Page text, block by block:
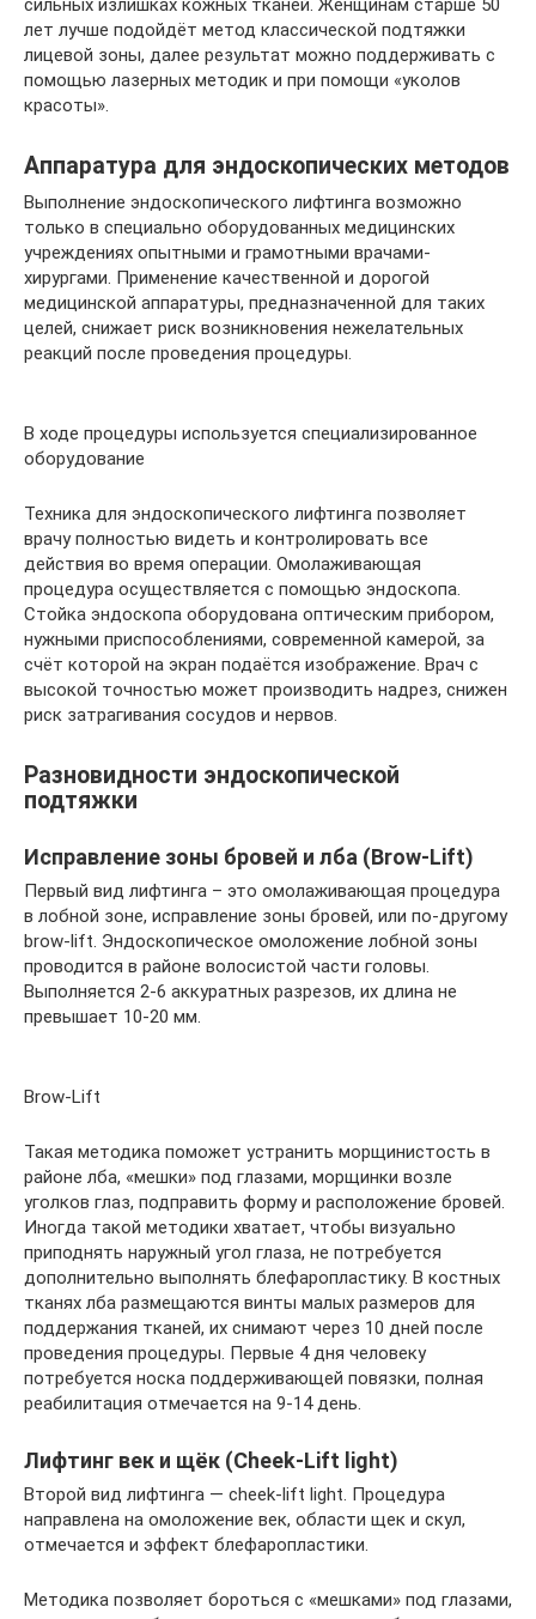
сильных излишках кожных тканей. Женщинам старше 50
лет лучше подойдёт метод классической подтяжки
лицевой зоны, далее результат можно поддерживать с
помощью лазерных методик и при помощи «уколов
красоты».
Аппаратура для эндоскопических методов
Выполнение эндоскопического лифтинга возможно
только в специально оборудованных медицинских
учреждениях опытными и грамотными врачами-
хирургами. Применение качественной и дорогой
медицинской аппаратуры, предназначенной для таких
целей, снижает риск возникновения нежелательных
реакций после проведения процедуры.
В ходе процедуры используется специализированное
оборудование
Техника для эндоскопического лифтинга позволяет
врачу полностью видеть и контролировать все
действия во время операции. Омолаживающая
процедура осуществляется с помощью эндоскопа.
Стойка эндоскопа оборудована оптическим прибором,
нужными приспособлениями, современной камерой, за
счёт которой на экран подаётся изображение. Врач с
высокой точностью может производить надрез, снижен
риск затрагивания сосудов и нервов.
Разновидности эндоскопической
подтяжки
Исправление зоны бровей и лба (Brow-Lift)
Первый вид лифтинга – это омолаживающая процедура
в лобной зоне, исправление зоны бровей, или по-другому
brow-lift. Эндоскопическое омоложение лобной зоны
проводится в районе волосистой части головы.
Выполняется 2-6 аккуратных разрезов, их длина не
превышает 10-20 мм.
Brow-Lift
Такая методика поможет устранить морщинистость в
районе лба, «мешки» под глазами, морщинки возле
уголков глаз, подправить форму и расположение бровей.
Иногда такой методики хватает, чтобы визуально
приподнять наружный угол глаза, не потребуется
дополнительно выполнять блефаропластику. В костных
тканях лба размещаются винты малых размеров для
поддержания тканей, их снимают через 10 дней после
проведения процедуры. Первые 4 дня человеку
потребуется носка поддерживающей повязки, полная
реабилитация отмечается на 9-14 день.
Лифтинг век и щёк (Cheek-Lift light)
Второй вид лифтинга — cheek-lift light. Процедура
направлена на омоложение век, области щек и скул,
отмечается и эффект блефаропластики.
Методика позволяет бороться с «мешками» под глазами,